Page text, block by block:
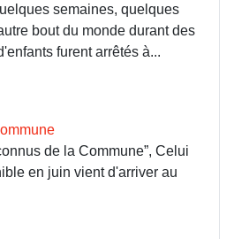
semaines, quelques
bout du monde durant des
furent arrêtés à...
de la Commune”, Celui
en juin vient d'arriver au